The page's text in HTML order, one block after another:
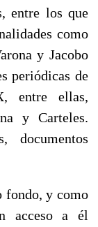
entre los que
como
y Jacobo
periódicas de
entre ellas,
y Carteles.
documentos
fondo, y como
acceso a él